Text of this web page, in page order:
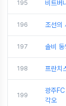
195 비트버
196 조선의
197 솔비
198 프란치
199
광주
각오